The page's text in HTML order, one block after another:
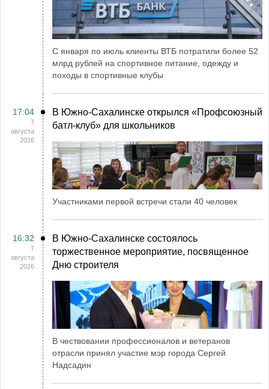
С января по июль клиенты ВТБ потратили более 52
млрд рублей на спортивное питание, одежду и
походы в спортивные клубы
17:04
7
августа
2026
В Южно-Сахалинске открылся «Профсоюзный
батл-клуб» для школьников
Участниками первой встречи стали 40 человек
16:32
7
августа
2026
В Южно-Сахалинске состоялось
торжественное мероприятие, посвященное
Дню строителя
В чествовании профессионалов и ветеранов
отрасли принял участие мэр города Сергей
Надсадин